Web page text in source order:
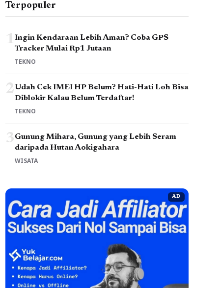
Terpopuler
1Ingin Kendaraan Lebih Aman? Coba GPS
Tracker Mulai Rp1 Jutaan
TEKNO
2Udah Cek IMEI HP Belum? Hati-Hati Loh Bisa
Diblokir Kalau Belum Terdaftar!
TEKNO
3Gunung Mihara, Gunung yang Lebih Seram
daripada Hutan Aokigahara
WISATA
AD